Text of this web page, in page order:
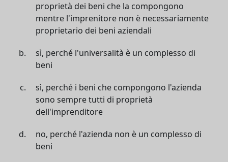
proprietà dei beni che la compongono
mentre l'imprenitore non è necessariamente
proprietario dei beni aziendali
sì, perché l'universalità è un complesso di
beni
sì, perché i beni che compongono l'azienda
sono sempre tutti di proprietà
dell'imprenditore
no, perché l'azienda non è un complesso di
beni